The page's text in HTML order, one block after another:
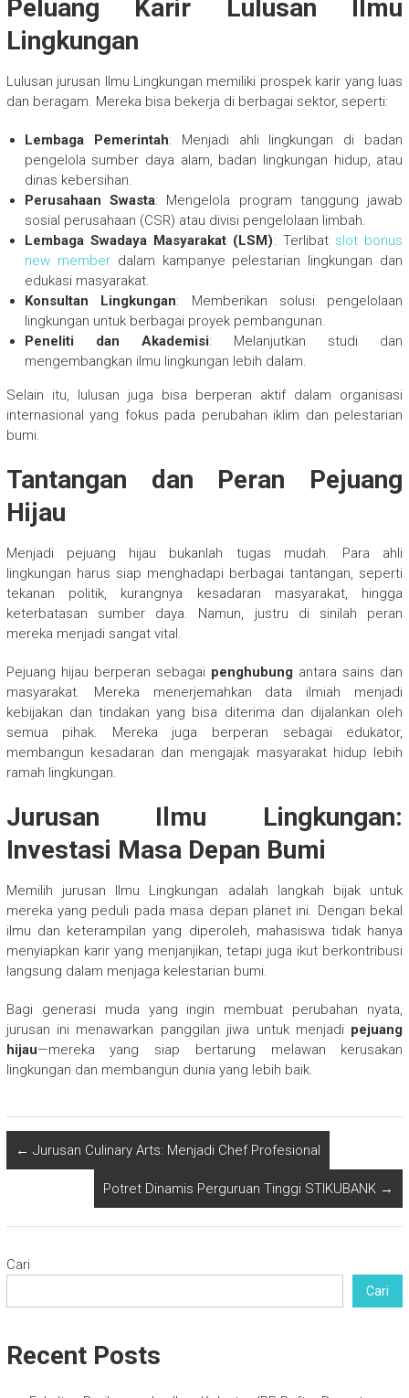
Peluang Karir Lulusan Ilmu
Lingkungan
Lulusan jurusan Ilmu Lingkungan memiliki prospek karir yang luas
dan beragam. Mereka bisa bekerja di berbagai sektor, seperti:
Lembaga Pemerintah: Menjadi ahli lingkungan di badan
pengelola sumber daya alam, badan lingkungan hidup, atau
dinas kebersihan.
Perusahaan Swasta: Mengelola program tanggung jawab
sosial perusahaan (CSR) atau divisi pengelolaan limbah.
Lembaga Swadaya Masyarakat (LSM): Terlibat slot bonus
new memberdalam kampanye pelestarian lingkungan dan
edukasi masyarakat.
Konsultan Lingkungan: Memberikan solusi pengelolaan
lingkungan untuk berbagai proyek pembangunan.
Peneliti dan Akademisi: Melanjutkan studi dan
mengembangkan ilmu lingkungan lebih dalam.
Selain itu, lulusan juga bisa berperan aktif dalam organisasi
internasional yang fokus pada perubahan iklim dan pelestarian
bumi.
Tantangan dan Peran Pejuang
Hijau
Menjadi pejuang hijau bukanlah tugas mudah. Para ahli
lingkungan harus siap menghadapi berbagai tantangan, seperti
tekanan politik, kurangnya kesadaran masyarakat, hingga
keterbatasan sumber daya. Namun, justru di sinilah peran
mereka menjadi sangat vital.
Pejuang hijau berperan sebagai penghubung antara sains dan
masyarakat. Mereka menerjemahkan data ilmiah menjadi
kebijakan dan tindakan yang bisa diterima dan dijalankan oleh
semua pihak. Mereka juga berperan sebagai edukator,
membangun kesadaran dan mengajak masyarakat hidup lebih
ramah lingkungan.
Jurusan Ilmu Lingkungan:
Investasi Masa Depan Bumi
Memilih jurusan Ilmu Lingkungan adalah langkah bijak untuk
mereka yang peduli pada masa depan planet ini. Dengan bekal
ilmu dan keterampilan yang diperoleh, mahasiswa tidak hanya
menyiapkan karir yang menjanjikan, tetapi juga ikut berkontribusi
langsung dalam menjaga kelestarian bumi.
Bagi generasi muda yang ingin membuat perubahan nyata,
jurusan ini menawarkan panggilan jiwa untuk menjadi pejuang
hijau—mereka yang siap bertarung melawan kerusakan
lingkungan dan membangun dunia yang lebih baik.
← Jurusan Culinary Arts: Menjadi Chef Profesional
Potret Dinamis Perguruan Tinggi STIKUBANK →
Cari
Cari
Recent Posts